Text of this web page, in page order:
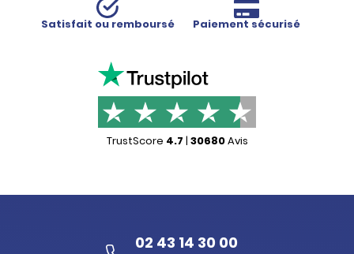
Satisfait ou remboursé Paiement sécurisé
TrustScore 4.7 | 30680Avis
02 43 14 30 00